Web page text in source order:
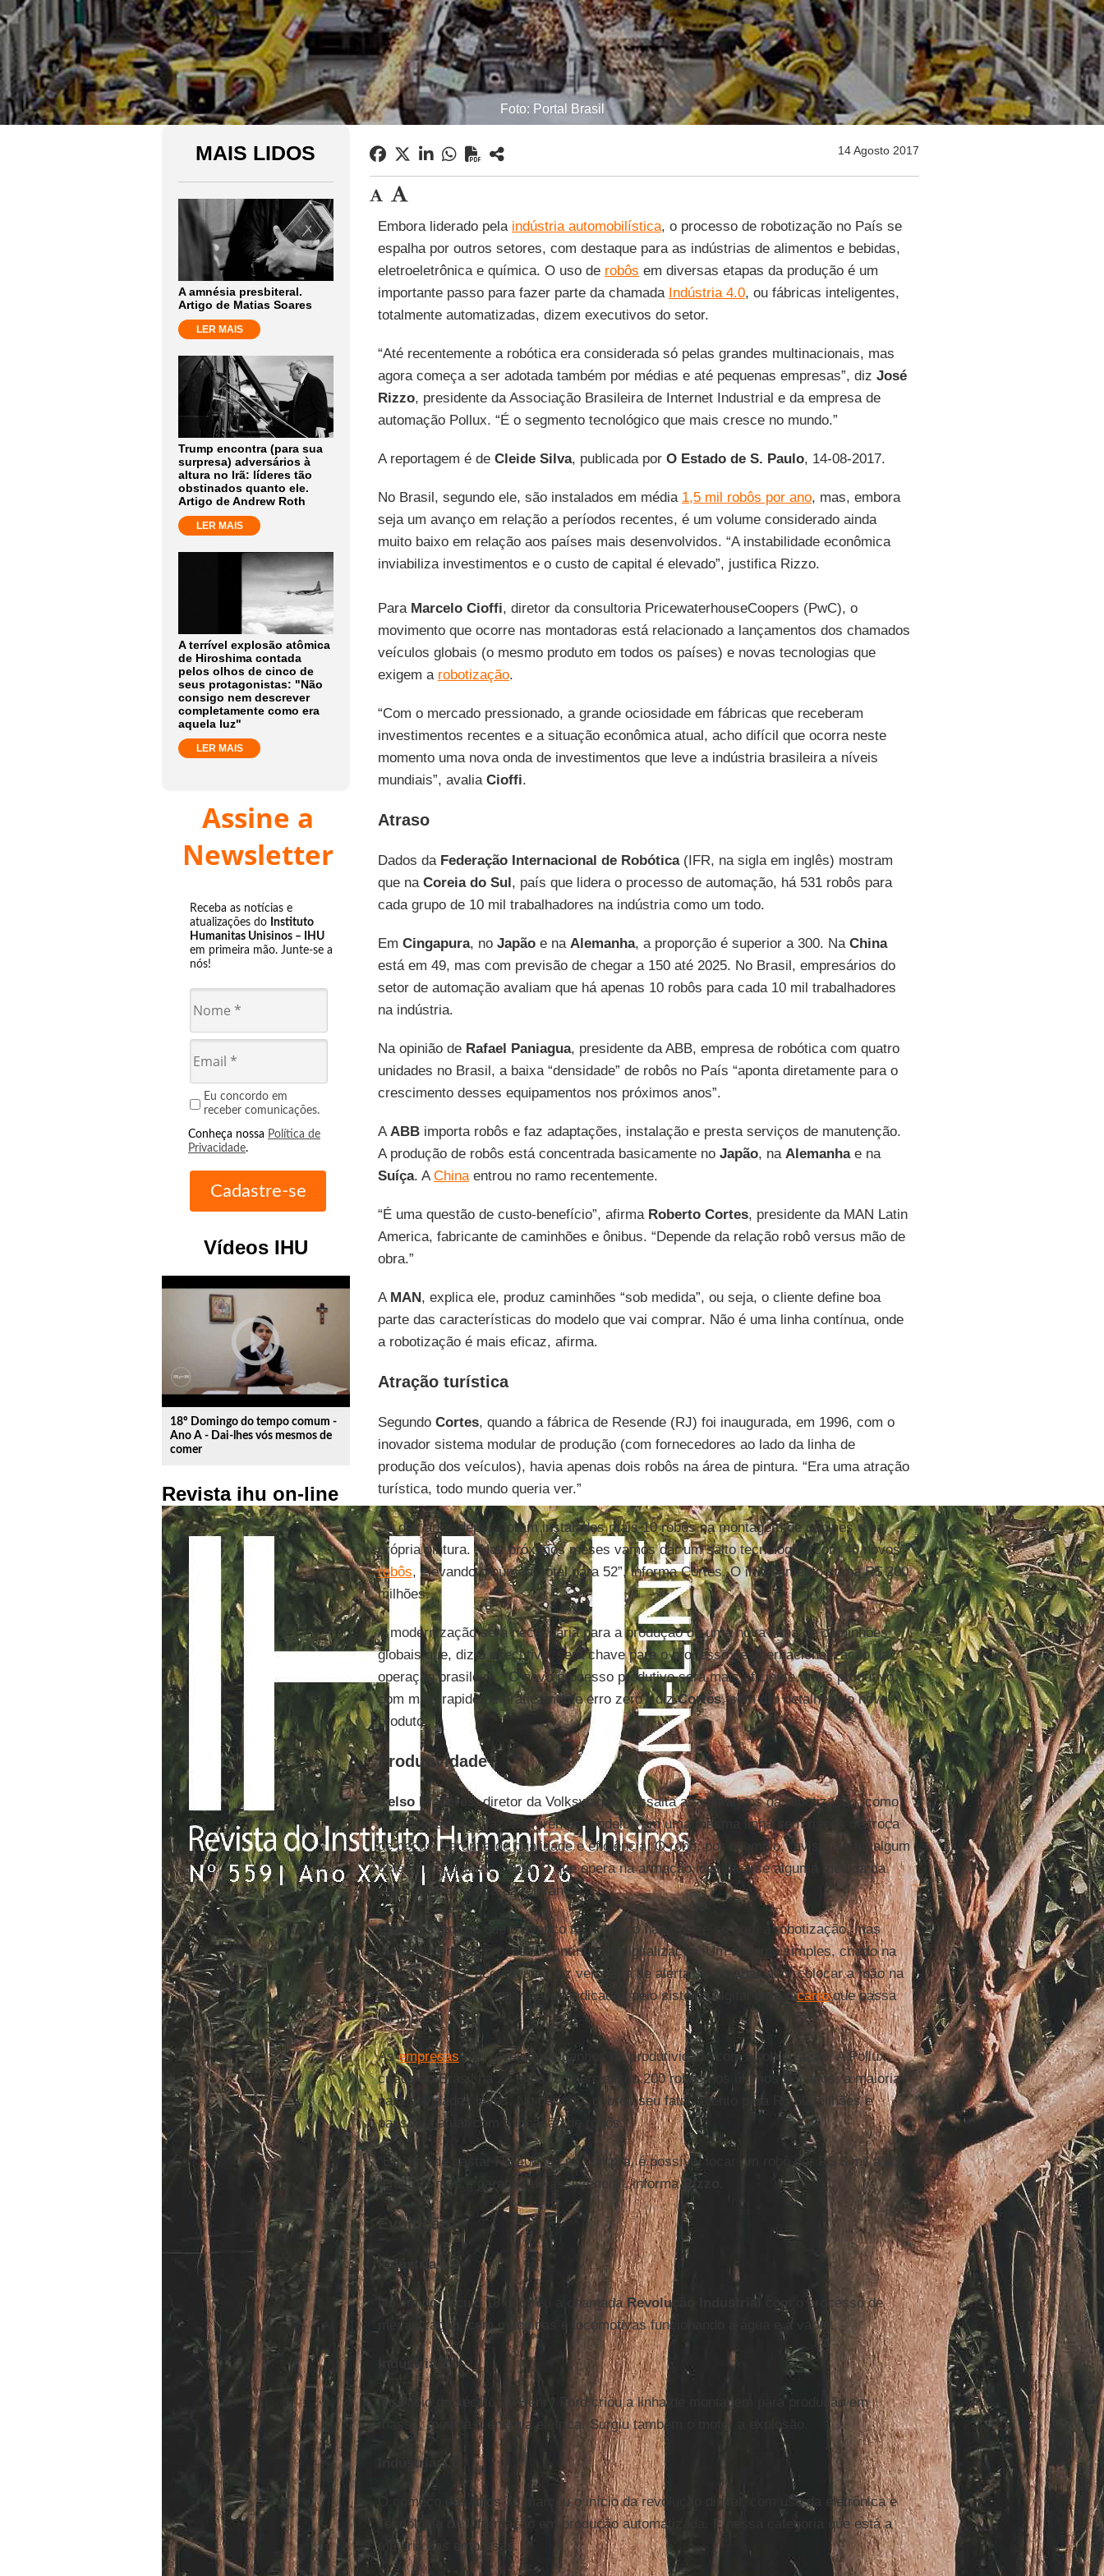
Foto: Portal Brasil
MAIS LIDOS
A amnésia presbiteral.
Artigo de Matias Soares
LER MAIS
Trump encontra (para sua
surpresa) adversários à
altura no Irã: líderes tão
obstinados quanto ele.
Artigo de Andrew Roth
LER MAIS
A terrível explosão atômica
de Hiroshima contada
pelos olhos de cinco de
seus protagonistas: "Não
consigo nem descrever
completamente como era
aquela luz"
LER MAIS
Assine a
Newsletter
Receba as notícias e
atualizações do Instituto
Humanitas Unisinos – IHU
em primeira mão. Junte-se a
nós!
Eu concordo em
receber comunicações.
Conheça nossa Política de
Privacidade.
Vídeos IHU
play_circle_outline
18º Domingo do tempo comum -
Ano A - Dai-lhes vós mesmos de
comer
Revista ihu on-line
14 Agosto 2017
Embora liderado pela indústria automobilística, o processo de robotização no País se
espalha por outros setores, com destaque para as indústrias de alimentos e bebidas,
eletroeletrônica e química. O uso de robôs em diversas etapas da produção é um
importante passo para fazer parte da chamada Indústria 4.0, ou fábricas inteligentes,
totalmente automatizadas, dizem executivos do setor.
“Até recentemente a robótica era considerada só pelas grandes multinacionais, mas
agora começa a ser adotada também por médias e até pequenas empresas”, diz José
Rizzo, presidente da Associação Brasileira de Internet Industrial e da empresa de
automação Pollux. “É o segmento tecnológico que mais cresce no mundo.”
A reportagem é de Cleide Silva, publicada por O Estado de S. Paulo, 14-08-2017.
No Brasil, segundo ele, são instalados em média 1,5 mil robôs por ano, mas, embora
seja um avanço em relação a períodos recentes, é um volume considerado ainda
muito baixo em relação aos países mais desenvolvidos. “A instabilidade econômica
inviabiliza investimentos e o custo de capital é elevado”, justifica Rizzo.
Para Marcelo Cioffi, diretor da consultoria PricewaterhouseCoopers (PwC), o
movimento que ocorre nas montadoras está relacionado a lançamentos dos chamados
veículos globais (o mesmo produto em todos os países) e novas tecnologias que
exigem a robotização.
“Com o mercado pressionado, a grande ociosidade em fábricas que receberam
investimentos recentes e a situação econômica atual, acho difícil que ocorra neste
momento uma nova onda de investimentos que leve a indústria brasileira a níveis
mundiais”, avalia Cioffi.
Atraso
Dados da Federação Internacional de Robótica(IFR, na sigla em inglês) mostram
que na Coreia do Sul, país que lidera o processo de automação, há 531 robôs para
cada grupo de 10 mil trabalhadores na indústria como um todo.
Em Cingapura, no Japãoe na Alemanha, a proporção é superior a 300. Na China
está em 49, mas com previsão de chegar a 150 até 2025. No Brasil, empresários do
setor de automação avaliam que há apenas 10 robôs para cada 10 mil trabalhadores
na indústria.
Na opinião de Rafael Paniagua, presidente da ABB, empresa de robótica com quatro
unidades no Brasil, a baixa “densidade” de robôs no País “aponta diretamente para o
crescimento desses equipamentos nos próximos anos”.
AABBimporta robôs e faz adaptações, instalação e presta serviços de manutenção.
A produção de robôs está concentrada basicamente no Japão, na Alemanhae na
Suíça. AChinaentrou no ramo recentemente.
“É uma questão de custo-benefício”, afirma Roberto Cortes, presidente da MAN Latin
America, fabricante de caminhões e ônibus. “Depende da relação robô versus mão de
obra.”
A MAN, explica ele, produz caminhões “sob medida”, ou seja, o cliente define boa
parte das características do modelo que vai comprar. Não é uma linha contínua, onde
a robotização é mais eficaz, afirma.
Atração turística
Segundo Cortes, quando a fábrica de Resende (RJ) foi inaugurada, em 1996, com o
inovador sistema modular de produção (com fornecedores ao lado da linha de
produção dos veículos), havia apenas dois robôs na área de pintura. “Era uma atração
turística, todo mundo queria ver.”
Só dez anos depois foram instalados mais 10 robôs na montagem de cabines e na
própria pintura. “Nos próximos meses vamos dar um salto tecnológico com 40 novos
robôs, elevando o número total para 52”, informa Cortes. O investimento soma R$ 200
milhões.
A modernização será necessária para a produção de uma nova linha de caminhões
globais que, diz o executivo, será chave para o processo de internacionalização da
operação brasileira. “O novo processo produtivo será mais eficiente, mais produtivo,
com mais rapidez e praticamente erro zero”, dizCortes, sem dar detalhes do novo
produto.
Produtividade
Celso Placeres, diretor da Volkswagen, ressalta as vantagens da robotização, como
flexibilidade para fazer diferentes modelos em uma mesma linha sem riscos de troca
de peças, garantia de qualidade e eficiência. O robô, por exemplo, “avisa” se há algum
defeito no ponto de solda. O que opera na armação identifica se alguma medida da
carroceria está fora da tolerância.
Placereslembra que o avanço tecnológico não ocorre só com a robotização, mas
também com um processo contínuo de digitalização. Um sistema simples, criado na
própria fábrica, acende uma luz vermelha de alerta se o trabalhador colocar a mão na
caixa errada para pegar peças indicadas pelo sistema digital para ocarroque passa
na linha.
Asempresasnão revelam os ganhos de produtividade com a robotização. A Pollux,
criada no Brasil há 20 anos, comercializou 200 robôs nos últimos 2,5 anos, a maioria
para atividades leves. No período, dobrou seu faturamento para R$ 60 milhões e
passou a atuar com a locação de robôs.
“Em vez de gastar R$ 400 mil na compra, é possível locar um robô por R$ 8 mil a R$
9 mil por mês e garantia de assistência”, informaRizzo
Evolução:
Indústria 1.0
No fim do século 18 ocorreu a chamadaRevolução Industrial
com o processo de
mecanização, com máquinas e locomotivas funcionando a água e a vapor.
Indústria 2.0
No início do século 20 Henry Ford criou a linha de montagem para produção em
massa, movida a energia elétrica. Surgiu também o motor a explosão.
Indústria 3.0
O começo dos anos 70 marcou o início da revolução digital, com uso da eletrônica e
Tecnologia da Informação em produção automatizada. É nessa categoria que está a
maioria das empresas.